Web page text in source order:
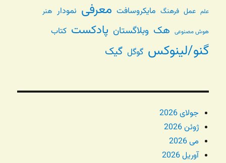
علم عمل فرهنگ مایکروسافت معرفی نمودار هنر
هوش مصنوعی هک وبلاگستان پادکست کتاب
گنو/لینوکس گوگل گیک
جولای 2026
ژوئن 2026
می 2026
آوریل 2026